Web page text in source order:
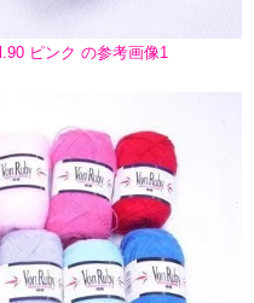
ピンク の参考画像1